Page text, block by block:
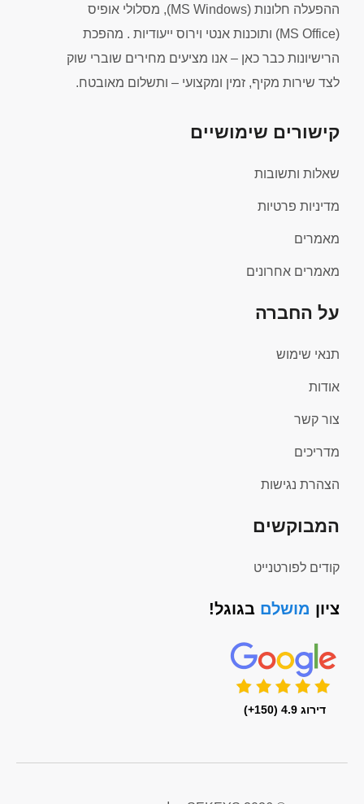
ההפעלה חלונות (MS Windows), מסלולי אופיס
(MS Office) ותוכנות אנטי וירוס ייעודיות . מהפכת
הרישיונות כבר כאן – אנו מציעים מחירים שוברי שוק
לצד שירות מקיף, זמין ומקצועי – ותשלום מאובטח.
קישורים שימושיים
שאלות ותשובות
מדיניות פרטיות
מאמרים
מאמרים אחרונים
על החברה
תנאי שימוש
אודות
צור קשר
מדריכים
הצהרת נגישות
המבוקשים
קודים לפורטנייט
ציון מושלם בגוגל!
דירוג 4.9 (150+)